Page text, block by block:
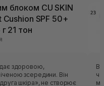
блоком CU SKIN
SPF 50+
21 тон
здоровою,
зсередини. Він
шкіра», не створює